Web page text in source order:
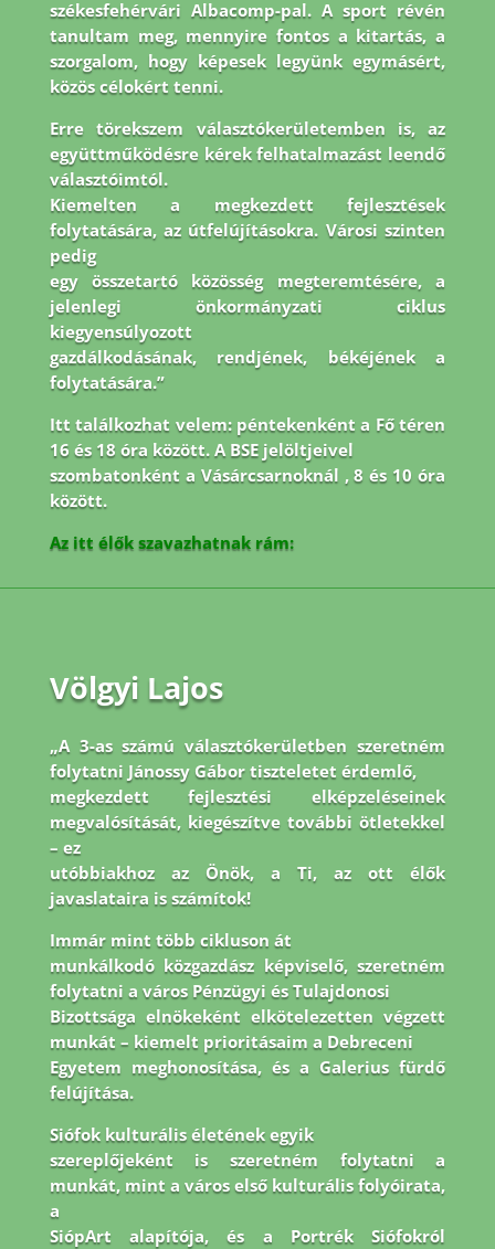
székesfehérvári Albacomp-pal. A sport révén
tanultam meg, mennyire fontos a kitartás, a
szorgalom, hogy képesek legyünk egymásért,
közös célokért tenni.
Erre törekszem választókerületemben is, az
együttműködésre kérek felhatalmazást leendő
választóimtól.
Kiemelten a megkezdett fejlesztések
folytatására, az útfelújításokra. Városi szinten
pedig
egy összetartó közösség megteremtésére, a
jelenlegi önkormányzati ciklus
kiegyensúlyozott
gazdálkodásának, rendjének, békéjének a
folytatására.”
Itt találkozhat velem: péntekenként a Fő téren
16 és 18 óra között. A BSE jelöltjeivel
szombatonként a Vásárcsarnoknál , 8 és 10 óra
között.
Az itt élők szavazhatnak rám:
Völgyi Lajos
„A 3-as számú választókerületben szeretném
folytatni Jánossy Gábor tiszteletet érdemlő,
megkezdett fejlesztési elképzeléseinek
megvalósítását, kiegészítve további ötletekkel
– ez
utóbbiakhoz az Önök, a Ti, az ott élők
javaslataira is számítok!
Immár mint több cikluson át
munkálkodó közgazdász képviselő, szeretném
folytatni a város Pénzügyi és Tulajdonosi
Bizottsága elnökeként elkötelezetten végzett
munkát – kiemelt prioritásaim a Debreceni
Egyetem meghonosítása, és a Galerius fürdő
felújítása.
Siófok kulturális életének egyik
szereplőjeként is szeretném folytatni a
munkát, mint a város első kulturális folyóirata,
a
SiópArt alapítója, és a Portrék Siófokról